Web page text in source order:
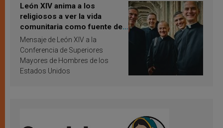
León XIV anima a los
religiosos a ver la vida
comunitaria como fuente de
inspiración y santificación
Mensaje de León XIV a la
Conferencia de Superiores
Mayores de Hombres de los
Estados Unidos